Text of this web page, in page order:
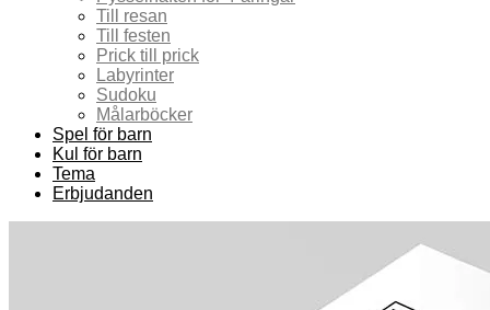
Till resan
Till festen
Prick till prick
Labyrinter
Sudoku
Målarböcker
Spel för barn
Kul för barn
Tema
Erbjudanden